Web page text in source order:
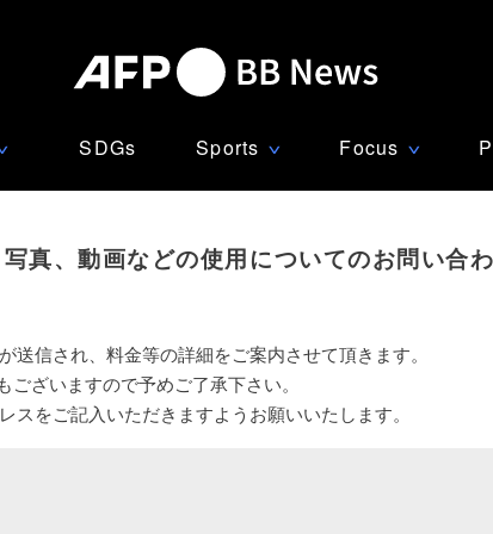
SDGs Sports ∨ Focus ∨
真、動画などの使用についてのお問い合
信され、料金等の詳細をご案内させて頂きます。
ざいますので予めご了承下さい。
スをご記入いただきますようお願いいたします。